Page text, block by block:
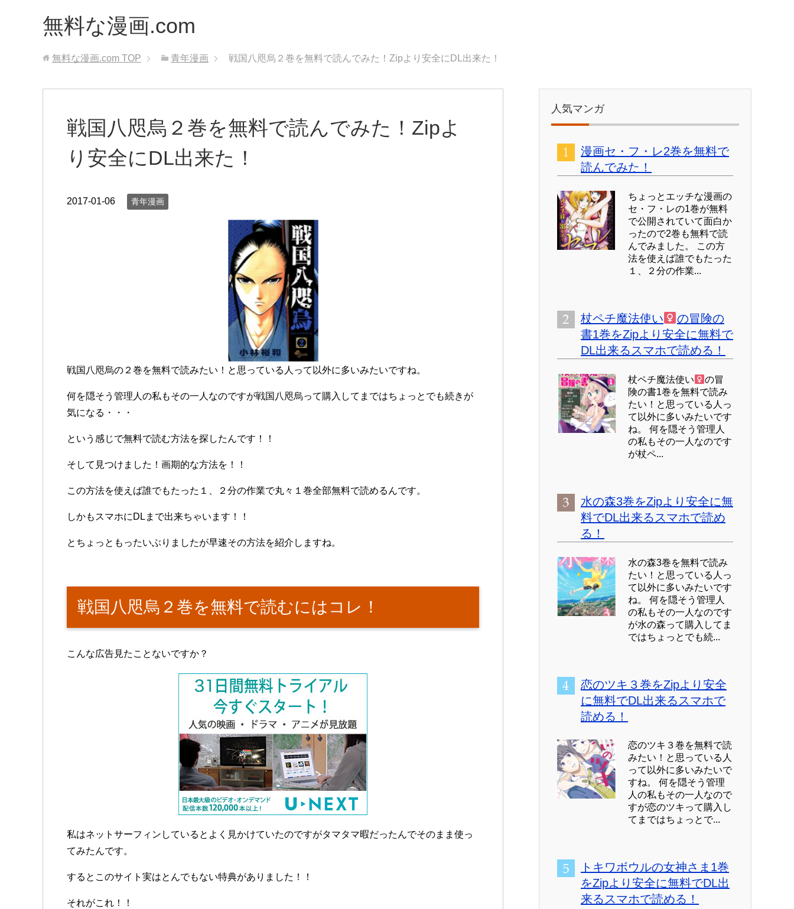
無料な漫画.com
無料な漫画.com TOP 青年漫画 戦国八咫烏２巻を無料で読んでみた！Zipより安全にDL出来た！
戦国八咫烏２巻を無料で読んでみた！Zipよ
り安全にDL出来た！
2017-01-06 青年漫画
戦国八咫烏の２巻を無料で読みたい！と思っている人って以外に多いみたいですね。
何を隠そう管理人の私もその一人なのですが戦国八咫烏って購入してまではちょっとでも続きが
気になる・・・
という感じで無料で読む方法を探したんです！！
そして見つけました！画期的な方法を！！
この方法を使えば誰でもたった１、２分の作業で丸々１巻全部無料で読めるんです。
しかもスマホにDLまで出来ちゃいます！！
とちょっともったいぶりましたが早速その方法を紹介しますね。
戦国八咫烏２巻を無料で読むにはコレ！
こんな広告見たことないですか？
私はネットサーフィンしているとよく見かけていたのですがタマタマ暇だったんでそのまま使っ
てみたんです。
するとこのサイト実はとんでもない特典がありました！！
それがこれ！！
人気マンガ
漫画セ・フ・レ2巻を無料で
読んでみた！
ちょっとエッチな漫画の
セ・フ・レの1巻が無料
で公開されていて面白か
ったので2巻も無料で読
んでみました。 この方
法を使えば誰でもたった
１、２分の作業...
杖ペチ魔法使い
の冒険の
書1巻をZipより安全に無料で
DL出来るスマホで読める！
杖ペチ魔法使い
の冒
険の書1巻を無料で読み
たい！と思っている人っ
て以外に多いみたいです
ね。 何を隠そう管理人
の私もその一人なのです
が杖ペ...
水の森3巻をZipより安全に無
料でDL出来るスマホで読め
る！
水の森3巻を無料で読み
たい！と思っている人っ
て以外に多いみたいです
ね。 何を隠そう管理人
の私もその一人なのです
が水の森って購入してま
ではちょっとでも続...
恋のツキ３巻をZipより安全
に無料でDL出来るスマホで
読める！
恋のツキ３巻を無料で読
みたい！と思っている人
って以外に多いみたいで
すね。 何を隠そう管理
人の私もその一人なので
すが恋のツキって購入し
てまではちょっとで...
トキワボウルの女神さま1巻
をZipより安全に無料でDL出
来るスマホで読める！